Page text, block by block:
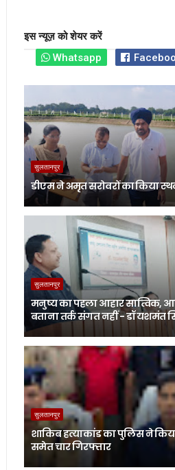
इस न्यूज़ को शेयर करें
Whatsapp
सुलतानपुर
डीएम ने अमृत सरोवरों का किया
सुलतानपुर
मनुष्य का पहला आहार सात्विक,
बताना तर्क संगत नहीं - डॉ यशमंत
सुलतानपुर
शाकिब हत्याकांड का पुलिस ने
समेत चार गिरफ्तार